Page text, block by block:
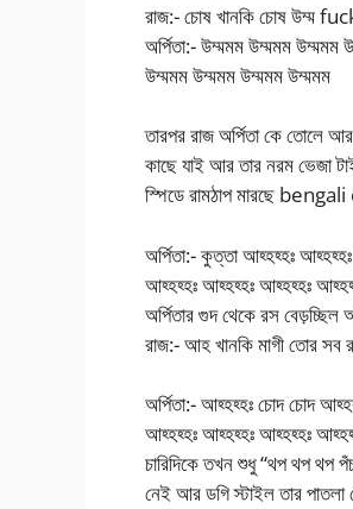
রাজ:- চোষ খানকি চোষ উম্ম
অর্পিতা:- উম্মমম উম্মমম
উম্মমম উম্মমম উম্মমম উম্মমম
তারপর রাজ অর্পিতা কে তোলে
কাছে যাই আর তার নরম ভেজা
স্পিডে রামঠাপ মারছে
অর্পিতা:- কুত্তা আহ্হহ্হঃ
আহ্হহ্হঃ আহ্হহ্হঃ আহ্হহ্হঃ
অর্পিতার গুদ থেকে রস
রাজ:- আহ খানকি মাগী তোর
অর্পিতা:- আহ্হহ্হঃ চোদ চোদ
আহ্হহ্হঃ আহ্হহ্হঃ আহ্হহ্হঃ
চারিদিকে তখন শুধু “থপ থপ
নেই আর ডগি স্টাইল তার